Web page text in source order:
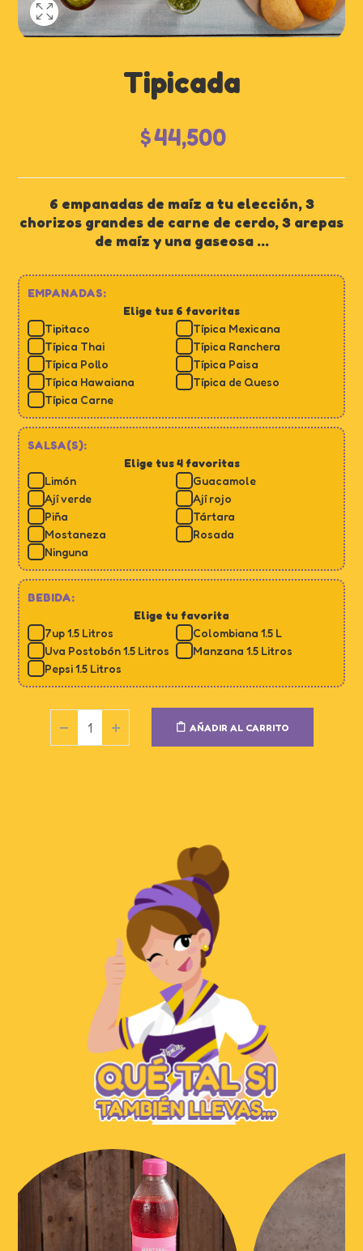
Tipicada
$44,500
6 empanadas de maíz a tu elección, 3
chorizos grandes de carne de cerdo, 3 arepas
de maíz y una gaseosa ...
EMPANADAS:
Elige tus 6 favoritas
Tipitaco
Típica Mexicana
Típica Thai
Típica Ranchera
Típica Pollo
Típica Paisa
Típica Hawaiana
Típica de Queso
Típica Carne
SALSA(S):
Elige tus 4 favoritas
Limón
Guacamole
Ají verde
Ají rojo
Piña
Tártara
Mostaneza
Rosada
Ninguna
BEBIDA:
Elige tu favorita
7up 1.5 Litros
Colombiana 1.5 L
Uva Postobón 1.5 Litros
Manzana 1.5 Litros
Pepsi 1.5 Litros
AÑADIR AL CARRITO